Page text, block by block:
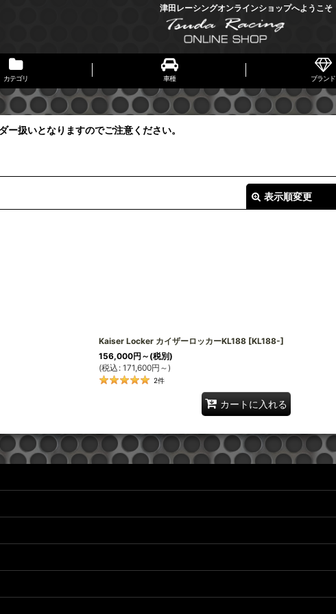
津田レーシングオンラインショップへようこそ
カテゴリ 車種 ブランド
扱いとなりますのでご注意ください。
表示順変更
Kaiser Locker カイザーロッカーKL188 [KL188-]
156,000円 ～ (税別)
(税込 : 171,600円 ～)
2件
カートに入れる